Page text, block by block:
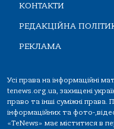
КОНТАКТИ
РЕДАКЦІЙНА
РЕКЛАМА
Усі права на інформаційні
tenews.org.ua, захищені
право та інші суміжні права.
інформаційних та фото-
«TeNews» має міститися в